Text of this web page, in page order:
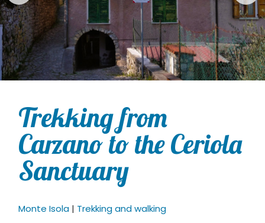
Trekking from
Carzano to the Ceriola
Sanctuary
Monte Isola | Trekking and walking